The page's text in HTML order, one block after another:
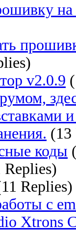
v2.0.9
(13
коды
Replies)
Replies)
с
Xtrons